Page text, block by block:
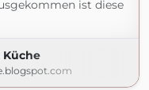
ist diese
Küche